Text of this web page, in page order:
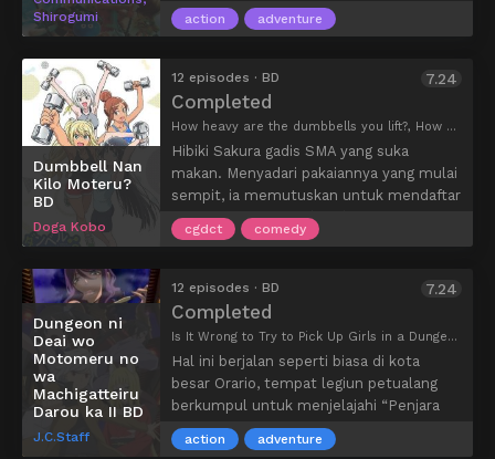
Shirogumi
ibunya dari Ladja. Berdasarkan cerita dari
game Dragon Quest V: Hand of the
action adventure
Dumbbell Nan
Kilo Moteru?
BD
Doga Kobo
12 episodes · BD
Completed
How heavy are the dumbbells you lift?, How Many Kilograms are the Dumbbells You Lift?, ダンベル何キロ持てる？
7.24
Hibiki Sakura gadis SMA yang suka
makan. Menyadari pakaiannya yang mulai
sempit, ia memutuskan untuk mendaftar
di pusat kebugaran (gym) terdekat. Di
sana ia bertemu dengan Akemi
yang mendedikasikan dirinya untuk hidup
sehat. Begitulah cerita anime binaraga ini
dimulai.
cgdct comedy
Dungeon ni
Deai wo
Motomeru no
wa
Machigatteiru
Darou ka II BD
J.C.Staff
12 episodes · BD
Completed
Is It Wrong to Try to Pick Up Girls in a Dungeon? II, ダンジョンに出会いを求めるのは間違っているだろうかII, DanMachi 2nd Season, Is It Wrong That I Want to Meet You in a Dungeon 2nd Season
7.24
Hal ini berjalan seperti biasa di kota
besar Orario, tempat legiun petualang
berkumpul untuk menjelajahi “Penjara
Bawah Tanah” yang dipenuhi monster. Di
antara mereka adalah Bell Cranel yang
action adventure